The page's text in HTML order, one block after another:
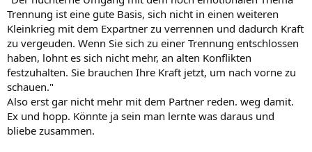
Trennung ist eine gute Basis, sich nicht in einen weiteren
Kleinkrieg mit dem Expartner zu verrennen und dadurch Kraft
zu vergeuden. Wenn Sie sich zu einer Trennung entschlossen
haben, lohnt es sich nicht mehr, an alten Konflikten
festzuhalten. Sie brauchen Ihre Kraft jetzt, um nach vorne zu
schauen."
Also erst gar nicht mehr mit dem Partner reden. weg damit.
Ex und hopp. Könnte ja sein man lernte was daraus und
bliebe zusammen.